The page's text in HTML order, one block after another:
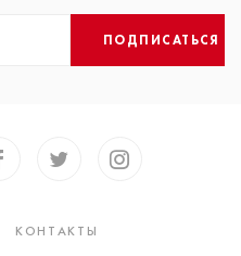
ПОДПИСАТЬСЯ
КОНТАКТЫ